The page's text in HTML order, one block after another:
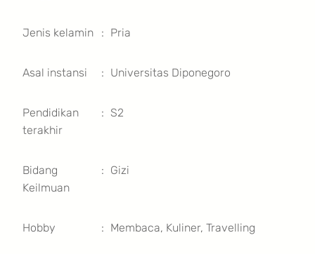
Jenis kelamin : Pria
Asal instansi : Universitas Diponegoro
Pendidikan
terakhir
: S2
Bidang
Keilmuan
: Gizi
Hobby : Membaca, Kuliner, Travelling